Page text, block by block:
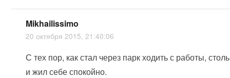
Mikhailissimo
20 октября 2015, 21:40:06
С тех пор, как стал через парк ходить с работы,
и жил себе спокойно.